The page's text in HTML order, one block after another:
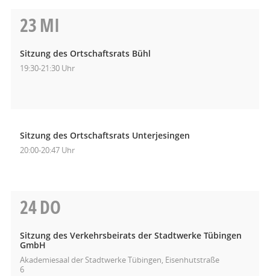
23MI
Sitzung des Ortschaftsrats Bühl
19:30-21:30 Uhr
Sitzung des Ortschaftsrats Unterjesingen
20:00-20:47 Uhr
24DO
Sitzung des Verkehrsbeirats der Stadtwerke Tübingen
GmbH
Akademiesaal der Stadtwerke Tübingen, Eisenhutstraße
6